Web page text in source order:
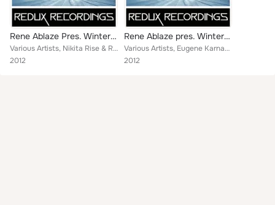
Rene Ablaze Pres. Winter Sessions 2012
Various Artists, Nikita Rise & Roman Akrill, Eugene Karnak, Night Ray, Pluton & Vlad Zelinskiy
2012
Rene Ablaze pres. Winter Sessions
Various Artists, Eugene Karnak, Night Ray, Nikita Rise, Pluton, Vlad Zelinskiy, Roman Akrill
2012